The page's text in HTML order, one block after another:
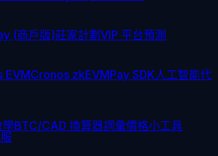
(商戶版)莊家計劃VIP 平台預測
EVMCronos zkEVMPay SDK人工智能代
學BTC/CAD 換算器詞彙價格小工具